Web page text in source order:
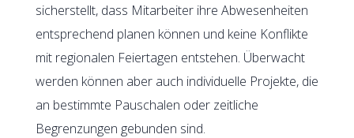
sicherstellt, dass Mitarbeiter ihre Abwesenheiten
entsprechend planen können und keine Konflikte
mit regionalen Feiertagen entstehen. Überwacht
werden können aber auch individuelle Projekte, die
an bestimmte Pauschalen oder zeitliche
Begrenzungen gebunden sind.